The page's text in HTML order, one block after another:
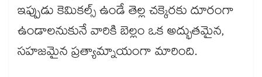
ఇప్పుడు కెమికల్స్ ఉండే తెల్ల చక్కెరకు దూరంగా
ఉండాలనుకునే వారికి బెల్లం ఒక అద్భుతమైన,
సహజమైన ప్రత్యామ్నాయంగా మారింది.